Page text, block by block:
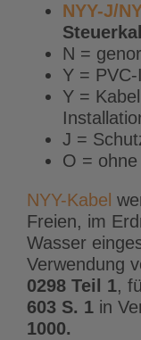
NYY-J/
N =
Y =
Y =
J =
O =
NYY-Kabel
Freien, im
Wasser
Verwendung
0298 Teil 1,
603 S. 1in
1000.